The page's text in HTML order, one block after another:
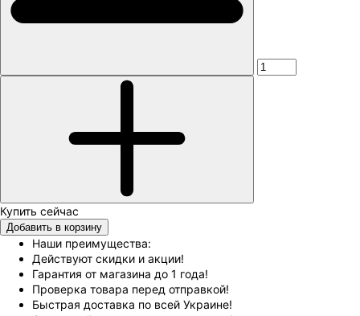
Добавить в корзину
Наши преимущества:
Действуют скидки и акции!
Гарантия от магазина до 1 года!
Проверка товара перед отправкой!
Быстрая доставка по всей Украине!